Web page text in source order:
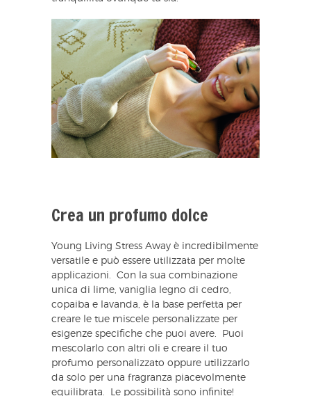
Crea un profumo dolce
Young Living Stress Away è incredibilmente
versatile e può essere utilizzata per molte
applicazioni. Con la sua combinazione
unica di lime, vaniglia legno di cedro,
copaiba e lavanda, è la base perfetta per
creare le tue miscele personalizzate per
esigenze specifiche che puoi avere. Puoi
mescolarlo con altri oli e creare il tuo
profumo personalizzato oppure utilizzarlo
da solo per una fragranza piacevolmente
equilibrata. Le possibilità sono infinite!